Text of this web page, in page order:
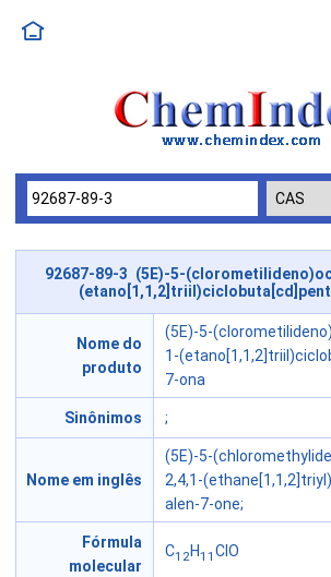
92687-89-3 (5E)-5-
Nome do
produto
(5E)-5-
1-
7-ona
Sinônimos ;
Nome em inglês
(5E)-5-
2,4,1-
alen-7-one;
Fórmula
molecular
C12H11 ClO